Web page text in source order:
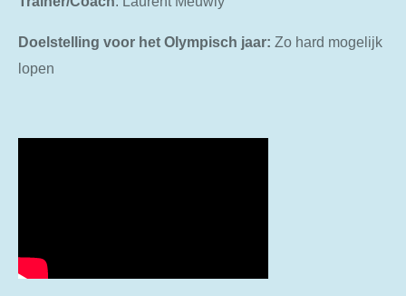
Doelstelling voor het Olympisch jaar: Zo hard mogelijk
lopen